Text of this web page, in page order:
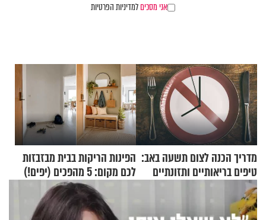
אני מסכיםלמדיניות הפרטיות
מדריך הכנה לצום תשעה באב:
טיפים בריאותיים ותזונתיים
לשמירה על הגוף
הפינות הריקות בבית מבזבזות
לכם מקום: 5 מהפכים (יפים!)
שאפשר לעשות כבר היום